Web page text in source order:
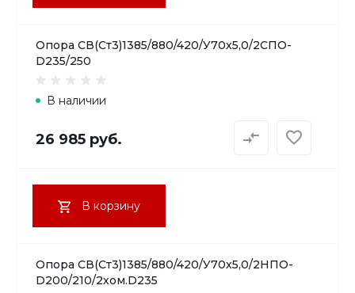
Опора СВ(Ст3)1385/880/420/У70х5,0/2СПО-
D235/250
В наличии
26 985 руб.
В корзину
Опора СВ(Ст3)1385/880/420/У70х5,0/2НПО-
D200/210/2хом.D235